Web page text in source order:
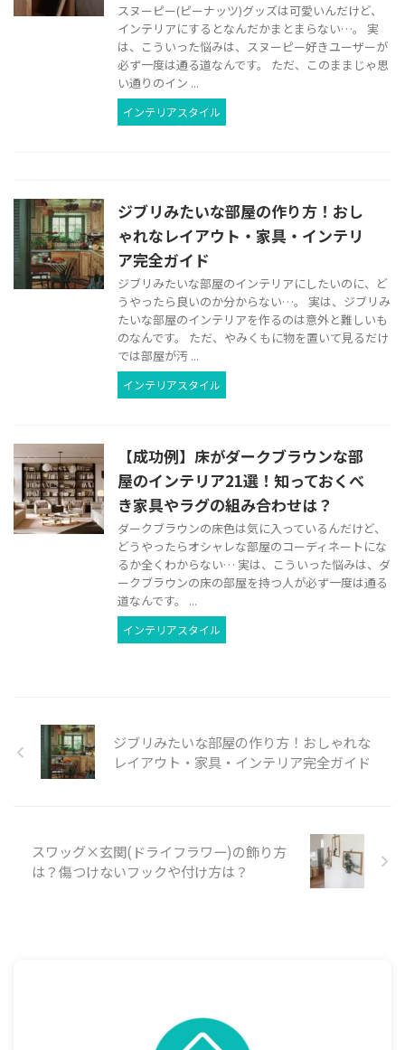
スヌーピー(ピーナッツ)グッズは可愛いんだけど、
インテリアにするとなんだかまとまらない…。 実
は、こういった悩みは、スヌーピー好きユーザーが
必ず一度は通る道なんです。 ただ、このままじゃ思
い通りのイン ...
インテリアスタイル
ジブリみたいな部屋の作り方！おし
ゃれなレイアウト・家具・インテリ
ア完全ガイド
ジブリみたいな部屋のインテリアにしたいのに、ど
うやったら良いのか分からない…。 実は、ジブリみ
たいな部屋のインテリアを作るのは意外と難しいも
のなんです。 ただ、やみくもに物を置いて見るだけ
では部屋が汚 ...
インテリアスタイル
【成功例】床がダークブラウンな部
屋のインテリア21選！知っておくべ
き家具やラグの組み合わせは？
ダークブラウンの床色は気に入っているんだけど、
どうやったらオシャレな部屋のコーディネートにな
るか全くわからない… 実は、こういった悩みは、ダ
ークブラウンの床の部屋を持つ人が必ず一度は通る
道なんです。 ...
インテリアスタイル
ジブリみたいな部屋の作り方！おしゃれな
レイアウト・家具・インテリア完全ガイド
スワッグ×玄関(ドライフラワー)の飾り方
は？傷つけないフックや付け方は？